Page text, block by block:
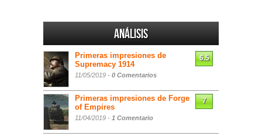
Análisis
Primeras impresiones de
Supremacy 1914
11/05/2019 - 0 Comentarios
6.5
Primeras impresiones de Forge
of Empires
11/04/2019 - 1 Comentario
7